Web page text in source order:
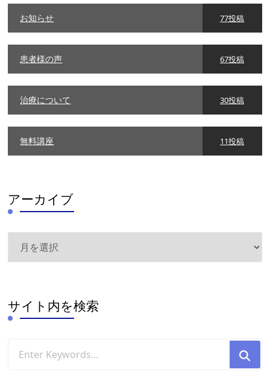
お知らせ 77投稿
患者様の声 67投稿
治療について 30投稿
無料講座 11投稿
アーカイブ
サイト内を検索
for